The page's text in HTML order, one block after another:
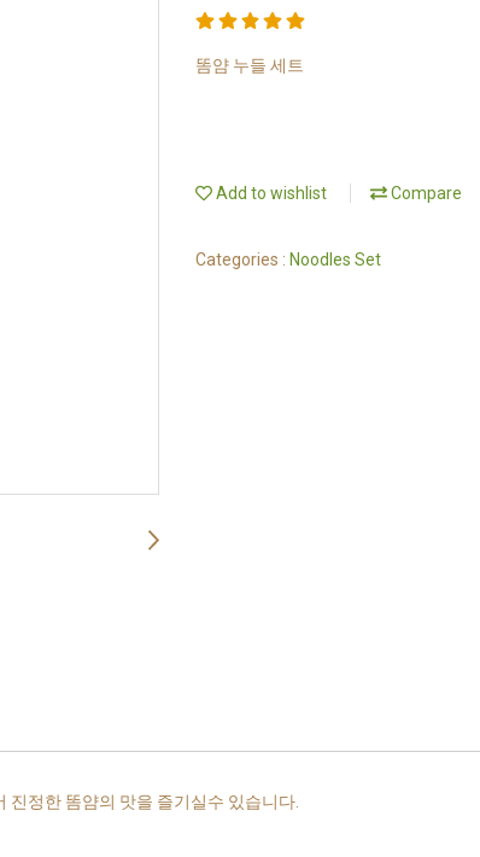
똠얌 누들 세트
Add to wishlist Compare
Categories : Noodles Set
정한 똠얌의 맛을 즐기실수 있습니다.